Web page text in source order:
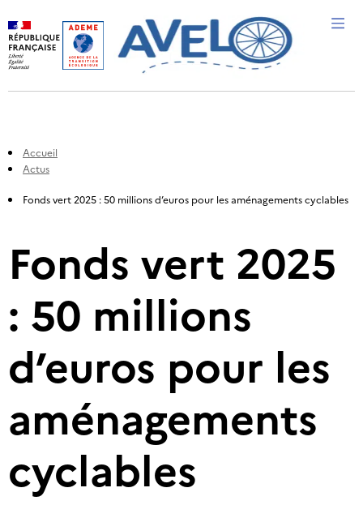
Accueil
Actus
Fonds vert 2025 : 50 millions d’euros pour les aménagements cyclables​
Fonds vert 2025
: 50 millions
d’euros pour les
aménagements
cyclables​